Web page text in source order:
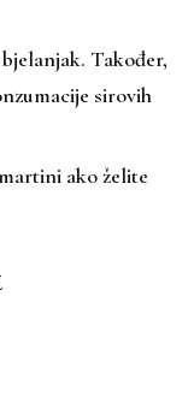
Također,
sirovih
ako želite